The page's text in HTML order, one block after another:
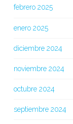
febrero 2025
enero 2025
diciembre 2024
noviembre 2024
octubre 2024
septiembre 2024